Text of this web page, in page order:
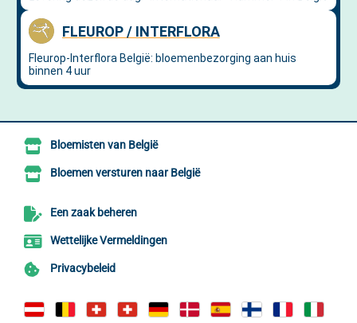
Bloemisten van België
Bloemen versturen naar België
Een zaak beheren
Wettelijke Vermeldingen
Privacybeleid